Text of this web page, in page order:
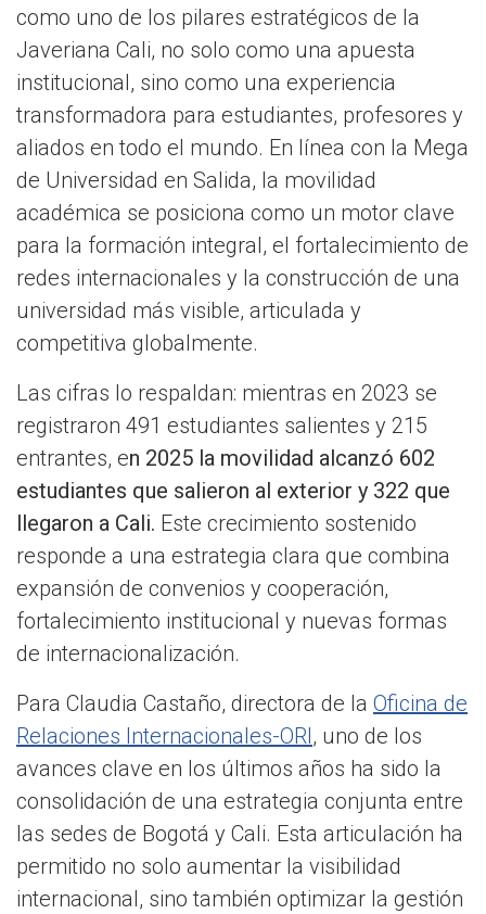
como uno de los pilares estratégicos de la
Javeriana Cali, no solo como una apuesta
institucional, sino como una experiencia
transformadora para estudiantes, profesores y
aliados en todo el mundo. En línea con la Mega
de Universidad en Salida, la movilidad
académica se posiciona como un motor clave
para la formación integral, el fortalecimiento de
redes internacionales y la construcción de una
universidad más visible, articulada y
competitiva globalmente.
Las cifras lo respaldan: mientras en 2023 se
registraron 491 estudiantes salientes y 215
entrantes, en 2025 la movilidad alcanzó 602
estudiantes que salieron al exterior y 322 que
llegaron a Cali. Este crecimiento sostenido
responde a una estrategia clara que combina
expansión de convenios y cooperación,
fortalecimiento institucional y nuevas formas
de internacionalización.
Para Claudia Castaño, directora de la Oficina de
Relaciones Internacionales-ORI, uno de los
avances clave en los últimos años ha sido la
consolidación de una estrategia conjunta entre
las sedes de Bogotá y Cali. Esta articulación ha
permitido no solo aumentar la visibilidad
internacional, sino también optimizar la gestión